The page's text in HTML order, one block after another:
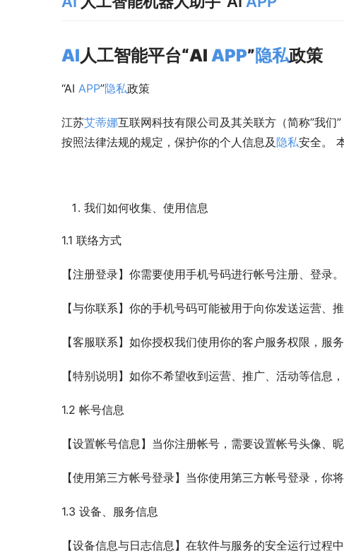
AI人工智能平台“AI APP”隐私政策
“AI APP”隐私政策
江苏艾蒂娜互联网科技有限公司及其关联方（简称”我们
按照法律法规的规定，保护你的个人信息及 隐私安全。
我们如何收集、使用信息
1.1 联络方式
【注册登录】你需要使用手机号码进行帐号注册、登录。
【与你联系】你的手机号码可能被用于向你发送运营、
【客服联系】如你授权我们使用你的客户服务权限，服
【特别说明】如你不希望收到运营、推广、活动等信息
1.2 帐号信息
【设置帐号信息】当你注册帐号，需要设置帐号头像、
【使用第三方帐号登录】当你使用第三方帐号登录，你
1.3 设备、服务信息
【设备信息与日志信息】在软件与服务的安全运行过